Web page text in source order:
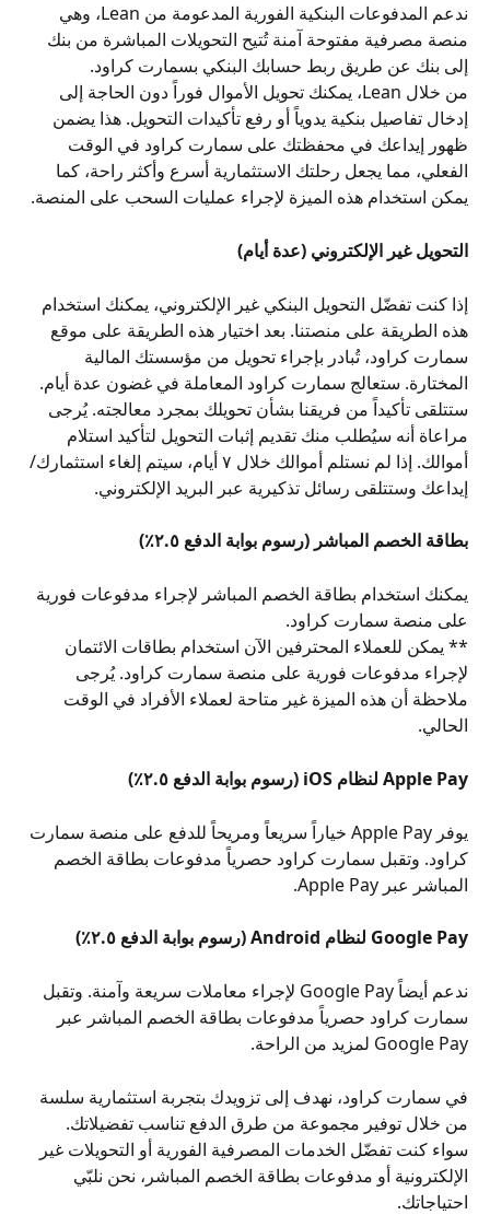
ندعم المدفوعات البنكية الفورية المدعومة من Lean، وهي
منصة مصرفية مفتوحة آمنة تُتيح التحويلات المباشرة من بنك
إلى بنك عن طريق ربط حسابك البنكي بسمارت كراود.
من خلال Lean، يمكنك تحويل الأموال فوراً دون الحاجة إلى
إدخال تفاصيل بنكية يدوياً أو رفع تأكيدات التحويل. هذا يضمن
ظهور إيداعك في محفظتك على سمارت كراود في الوقت
الفعلي، مما يجعل رحلتك الاستثمارية أسرع وأكثر راحة، كما
يمكن استخدام هذه الميزة لإجراء عمليات السحب على المنصة.
التحويل غير الإلكتروني (عدة أيام)
إذا كنت تفضّل التحويل البنكي غير الإلكتروني، يمكنك استخدام
هذه الطريقة على منصتنا. بعد اختيار هذه الطريقة على موقع
سمارت كراود، تُبادر بإجراء تحويل من مؤسستك المالية
المختارة. ستعالج سمارت كراود المعاملة في غضون عدة أيام.
ستتلقى تأكيداً من فريقنا بشأن تحويلك بمجرد معالجته. يُرجى
مراعاة أنه سيُطلب منك تقديم إثبات التحويل لتأكيد استلام
أموالك. إذا لم نستلم أموالك خلال ٧ أيام، سيتم إلغاء استثمارك/
إيداعك وستتلقى رسائل تذكيرية عبر البريد الإلكتروني.
بطاقة الخصم المباشر (رسوم بوابة الدفع ٢.٥٪)
يمكنك استخدام بطاقة الخصم المباشر لإجراء مدفوعات فورية
على منصة سمارت كراود.
** يمكن للعملاء المحترفين الآن استخدام بطاقات الائتمان
لإجراء مدفوعات فورية على منصة سمارت كراود. يُرجى
ملاحظة أن هذه الميزة غير متاحة لعملاء الأفراد في الوقت
الحالي.
Apple Pay لنظام iOS (رسوم بوابة الدفع ٢.٥٪)
يوفر Apple Pay خياراً سريعاً ومريحاً للدفع على منصة سمارت
كراود. وتقبل سمارت كراود حصرياً مدفوعات بطاقة الخصم
المباشر عبر Apple Pay.
Google Pay لنظام Android (رسوم بوابة الدفع ٢.٥٪)
ندعم أيضاً Google Pay لإجراء معاملات سريعة وآمنة. وتقبل
سمارت كراود حصرياً مدفوعات بطاقة الخصم المباشر عبر
Google Pay لمزيد من الراحة.
في سمارت كراود، نهدف إلى تزويدك بتجربة استثمارية سلسة
من خلال توفير مجموعة من طرق الدفع تناسب تفضيلاتك.
سواء كنت تفضّل الخدمات المصرفية الفورية أو التحويلات غير
الإلكترونية أو مدفوعات بطاقة الخصم المباشر، نحن نلبّي
احتياجاتك.